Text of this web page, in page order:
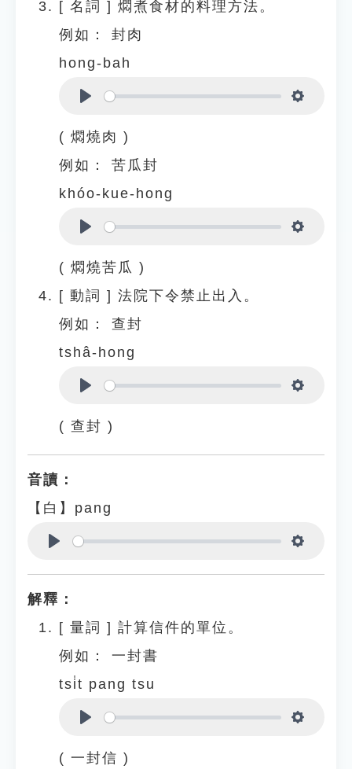
[ 名詞 ] 燜煮食材的料理方法。
例如：
封肉
hong-bah
( 燜燒肉 )
例如：
苦瓜封
khóo-kue-hong
( 燜燒苦瓜 )
[ 動詞 ] 法院下令禁止出入。
例如：
查封
tshâ-hong
( 查封 )
音讀：
【白】pang
解釋：
[ 量詞 ] 計算信件的單位。
例如：
一封書
tsi̍t pang tsu
( 一封信 )